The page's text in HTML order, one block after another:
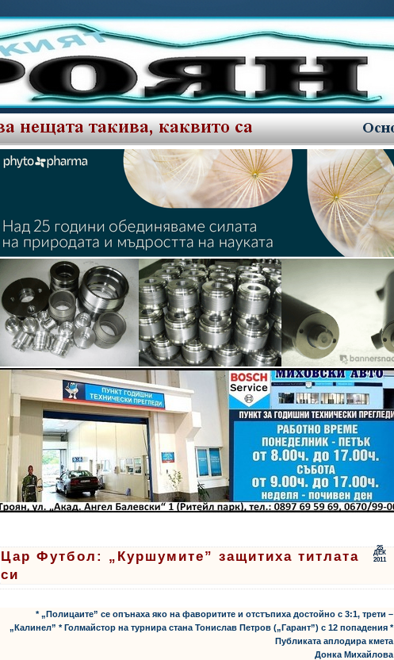
25
ДЕК
2011
Цар Футбол: „Куршумите” защитиха титлата
си
* „Полицаите” се опънаха яко на фаворитите и отстъпиха достойно с 3:1, трети –
„Калинел” * Голмайстор на турнира стана Тонислав Петров („Гарант”) с 12 попадения *
Публиката аплодира кмета
Донка Михайлова